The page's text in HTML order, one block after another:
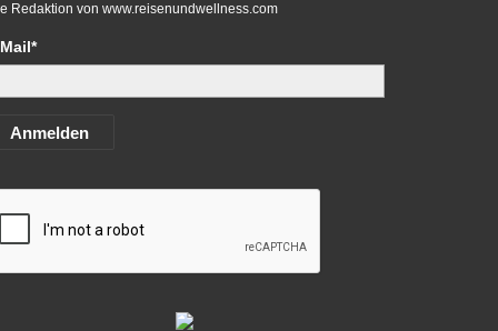
Redaktion von www.reisenundwellness.com
Anmelden